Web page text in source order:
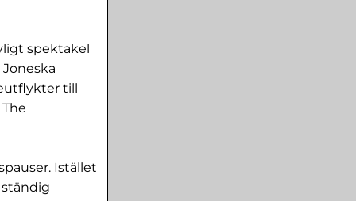
spektakel
till
Istället